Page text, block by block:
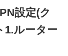
設定(ク
1.ルーター